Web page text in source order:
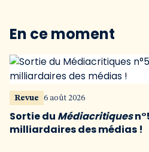
En ce moment
Revue 6 août 2026
Sortie du Médiacritiques
milliardaires des médias !